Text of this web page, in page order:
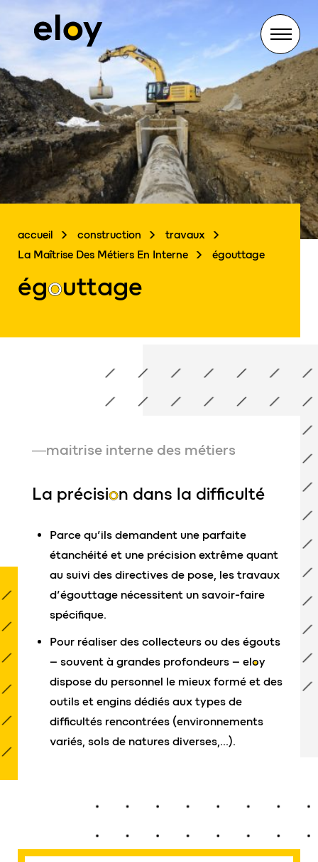
Menu
accueil construction
travaux
La Maîtrise Des Métiers En Interne
égouttage
égouttage
maitrise interne des métiers
La précision dans la difficulté
Parce qu’ils demandent une parfaite
étanchéité et une précision extrême quant
au suivi des directives de pose, les travaux
d’égouttage nécessitent un savoir-faire
spécifique.
Pour réaliser des collecteurs ou des égouts
– souvent à grandes profondeurs – eloy
dispose du personnel le mieux formé et des
outils et engins dédiés aux types de
difficultés rencontrées (environnements
variés, sols de natures diverses,…).